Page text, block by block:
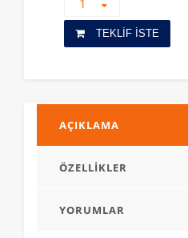
TEKLİF İSTE
AÇIKLAMA
ÖZELLİKLER
YORUMLAR